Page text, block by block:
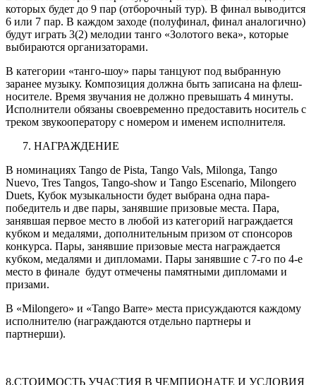
которых будет до 9 пар (отборочный тур). В финал выводится
6 или 7 пар. В каждом заходе (полуфинал, финал аналогично)
будут играть 3(2) мелодии танго «Золотого века», которые
выбираются организаторами.
В категории «танго-шоу» пары танцуют под выбранную
заранее музыку. Композиция должна быть записана на флеш-
носителе. Время звучания не должно превышать 4 минуты.
Исполнители обязаны своевременно предоставить носитель с
треком звукооператору с номером и именем исполнителя.
НАГРАЖДЕНИЕ
В номинациях Tango de Pista, Tango Vals, Milonga, Tango
Nuevo, Tres Tangos, Tango-show и Tango Escenario, Milongero
Duets, Кубок музыкальности будет выбрана одна пара-
победитель и две пары, занявшие призовые места. Пара,
занявшая первое место в любой из категорий награждается
кубком и медалями, дополнительным призом от спонсоров
конкурса. Пары, занявшие призовые места награждается
кубком, медалями и дипломами. Пары занявшие с 7-го по 4-е
место в финале будут отмечены памятными дипломами и
призами.
В «Milongero» и «Tango Barre» места присуждаются каждому
исполнителю (награждаются отдельно партнеры и
партнерши).
8.СТОИМОСТЬ УЧАСТИЯ В ЧЕМПИОНАТЕ И УСЛОВИЯ